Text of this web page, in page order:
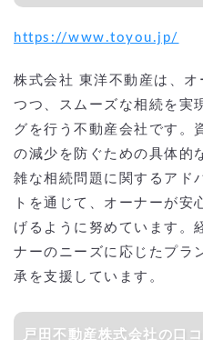
https://www.toyou.jp/
株式会社 東洋不動産は、
つつ、スムーズな相続を実
グを行う不動産会社です。
の減少を防ぐための具体的
雑な相続問題に関するアド
トを通じて、オーナーが安
げるように努めています。
ナーのニーズに応じたプラ
承を支援しています。
戸田不動産株式会社の口